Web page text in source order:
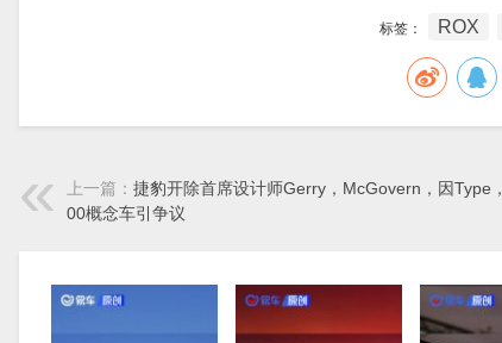
标签： ROX
上一篇： 捷豹开除首席设计师Gerry，McGovern，因Type，
00概念车引争议